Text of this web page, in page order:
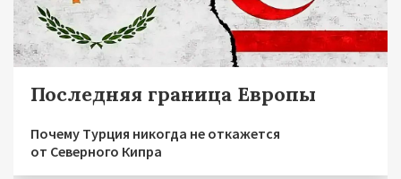
Последняя граница Европы
Почему Турция никогда не откажется
от Северного Кипра